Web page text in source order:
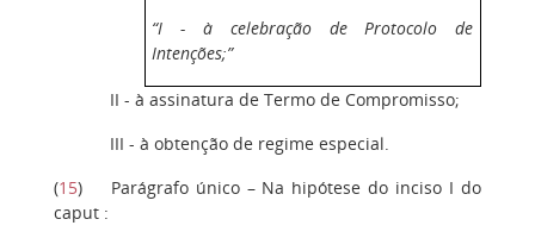
“I - à celebração de Protocolo de
Intenções;”
II - à assinatura de Termo de Compromisso;
III - à obtenção de regime especial.
(15) Parágrafo único – Na hipótese do inciso I do
caput :